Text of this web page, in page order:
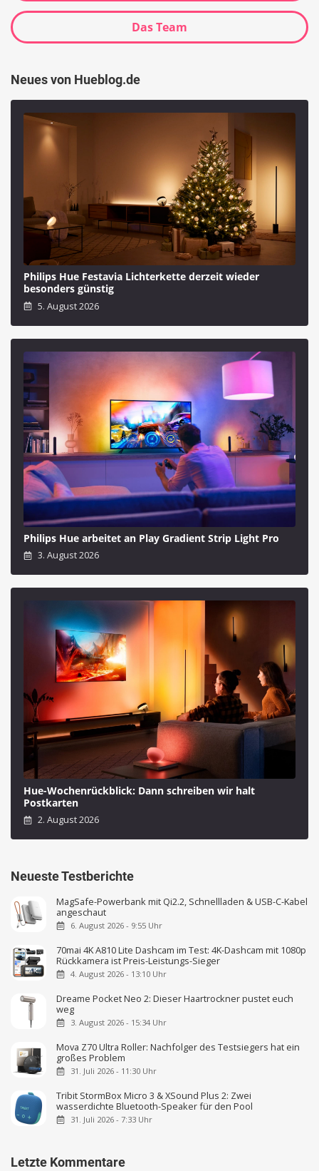
Das Team
Neues von Hueblog.de
Philips Hue Festavia Lichterkette derzeit wieder
besonders günstig
5. August 2026
Philips Hue arbeitet an Play Gradient Strip Light Pro
3. August 2026
Hue-Wochenrückblick: Dann schreiben wir halt
Postkarten
2. August 2026
Neueste Testberichte
MagSafe-Powerbank mit Qi2.2, Schnellladen & USB-C-Kabel
angeschaut
6. August 2026 - 9:55 Uhr
70mai 4K A810 Lite Dashcam im Test: 4K-Dashcam mit 1080p
Rückkamera ist Preis-Leistungs-Sieger
4. August 2026 - 13:10 Uhr
Dreame Pocket Neo 2: Dieser Haartrockner pustet euch
weg
3. August 2026 - 15:34 Uhr
Mova Z70 Ultra Roller: Nachfolger des Testsiegers hat ein
großes Problem
31. Juli 2026 - 11:30 Uhr
Tribit StormBox Micro 3 & XSound Plus 2: Zwei
wasserdichte Bluetooth-Speaker für den Pool
31. Juli 2026 - 7:33 Uhr
Letzte Kommentare